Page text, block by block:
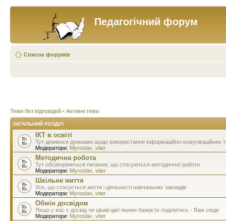
Педагогічний форум
Список форумів
Теми без відповідей • Активні теми
ЗАГАЛЬНИЙ РОЗДІЛ
ІКТ в освіті
Тут ділимося думками щодо використання інформаційно-комунікаційних
Модератори: Myroslav viter
Методична робота
Тут обговорюються питання, що стосуються методичної роботи
Модератори: Myroslav viter
Шкільне життя
Усе, що стосується життя і діяльності навчальних закладів
Модератори: Myroslav viter
Обмін досвідом
Якщо у вас є досвід чи цікаві ідеї якими бажаєте поділитись - Вам сюди
Модератори: Myroslav viter